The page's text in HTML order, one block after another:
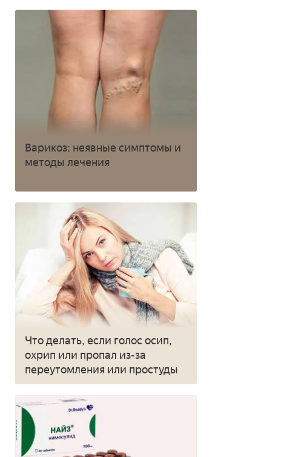
Варикоз: неявные симптомы и
методы лечения
Что делать, если голос осип,
охрип или пропал из-за
переутомления или простуды